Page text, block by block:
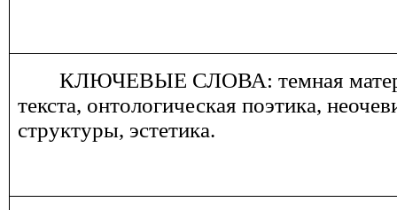
КЛЮЧЕВЫЕ СЛОВА: темная
текста, онтологическая поэтика,
структуры, эстетика.